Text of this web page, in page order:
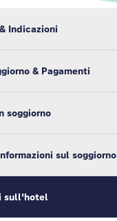
Indicazioni
& Pagamenti
soggiorno
sul soggiorno
sull'hotel